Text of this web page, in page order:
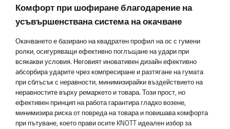
Комфорт при шофиране благодарение на
усъвършенствана система на окачване
Окачването е базирано на квадратен профил на ос с гумени
ролки, осигуряващи ефективно поглъщане на удари при
всякакви условия. Неговият иновативен дизайн ефективно
абсорбира ударите чрез компресиране и разтягане на гумата
при сблъсък с неравности, минимизирайки въздействието на
неравностите върху ремаркето и товара. Този прост, но
ефективен принцип на работа гарантира гладко возене,
минимизира риска от повреда на товара и повишава комфорта
при пътуване, което прави осите KNOTT идеален избор за